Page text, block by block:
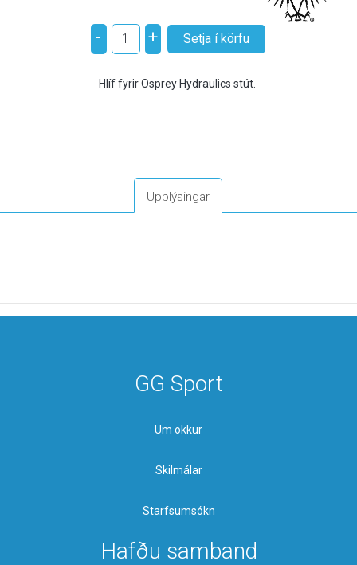
- +
Hlíf fyrir Osprey Hydraulics stút.
Upplýsingar
GG Sport
Um okkur
Skilmálar
Starfsumsókn
Hafðu samband